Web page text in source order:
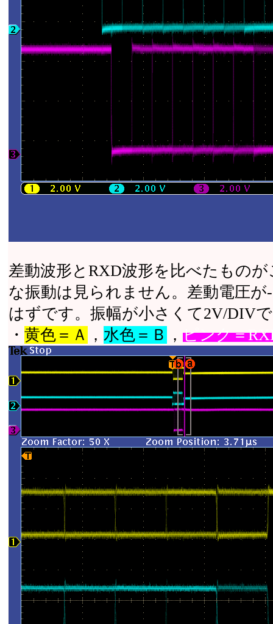
差動波形とRXD波形を比べたもの
な振動は見られません。差動電圧
はずです。振幅が小さくて2V/DIV
・ 黄色＝Ａ ， 水色＝Ｂ ， ピンク＝